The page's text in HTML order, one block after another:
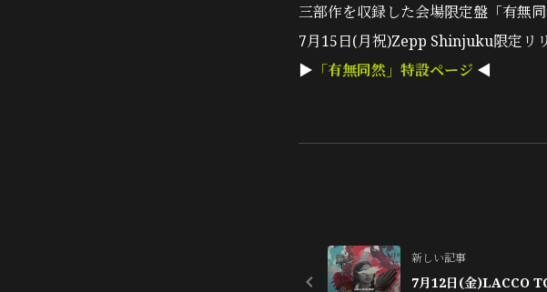
三部作を収録した会場限定盤「有無同
7月15日(月祝)Zepp Shinjuku限定リ
▶︎ 「有無同然」特設ページ ◀︎
新しい記事
7月12日(金)LACCO